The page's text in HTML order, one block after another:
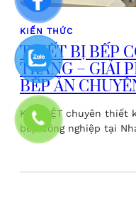
KIẾN THỨC
THIẾT BỊ BẾP
TRANG – GIẢI
BẾP ĂN
KIM VIỆT chuyên thiết
bếp công nghiệp tại